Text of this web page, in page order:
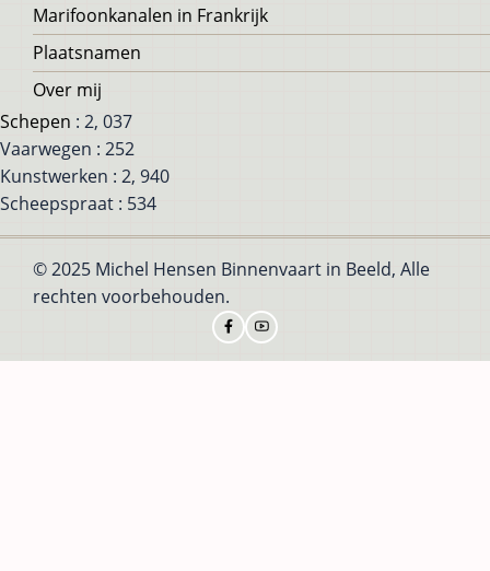
Marifoonkanalen in Frankrijk
Plaatsnamen
Over mij
Schepen : 2, 037
Vaarwegen : 252
Kunstwerken : 2, 940
Scheepspraat : 534
© 2025 Michel Hensen Binnenvaart in Beeld, Alle
rechten voorbehouden.